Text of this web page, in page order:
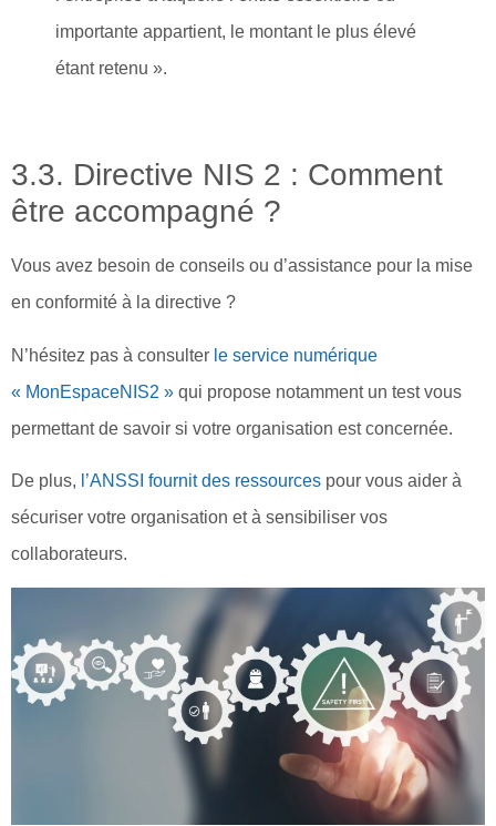
importante appartient, le montant le plus élevé
étant retenu ».
3.3. Directive NIS 2 : Comment
être accompagné ?
Vous avez besoin de conseils ou d’assistance pour la mise
en conformité à la directive ?
N’hésitez pas à consulter le service numérique
« MonEspaceNIS2 » qui propose notamment un test vous
permettant de savoir si votre organisation est concernée.
De plus, l’ANSSI fournit des ressources pour vous aider à
sécuriser votre organisation et à sensibiliser vos
collaborateurs.